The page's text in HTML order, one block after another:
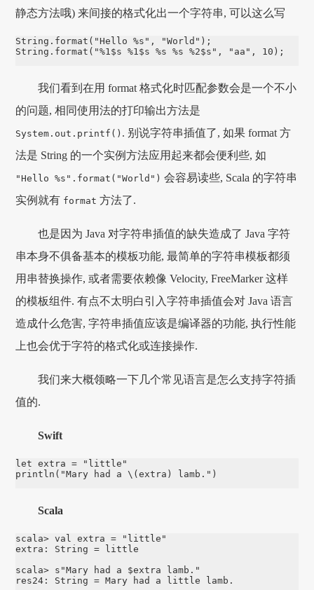
静态方法哦) 来间接的格式化出一个字符串, 可以这么写
String.format("Hello %s", "World");
String.format("%1$s %1$s %s %s %2$s", "aa", 10);
我们看到在用 format 格式化时匹配参数会是一个不小
的问题, 相同使用法的打印输出方法是
System.out.printf() . 别说字符串插值了, 如果 format 方
法是 String 的一个实例方法应用起来都会便利些, 如
"Hello %s".format("World") 会容易读些, Scala 的字符串
实例就有 format 方法了.
也是因为 Java 对字符串插值的缺失造成了 Java 字符
串本身不俱备基本的模板功能, 最简单的字符串模板都须
用串替换操作, 或者需要依赖像 Velocity, FreeMarker 这样
的模板组件. 有点不太明白引入字符串插值会对 Java 语言
造成什么危害, 字符串插值应该是编译器的功能, 执行性能
上也会优于字符的格式化或连接操作.
我们来大概领略一下几个常见语言是怎么支持字符插
值的.
Swift
let extra = "little"
println("Mary had a \(extra) lamb.")
Scala
scala> val extra = "little"
extra: String = little
scala> s"Mary had a $extra lamb."
res24: String = Mary had a little lamb.